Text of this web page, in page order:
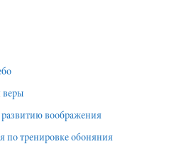
веры
воображения
по тренировке обоняния